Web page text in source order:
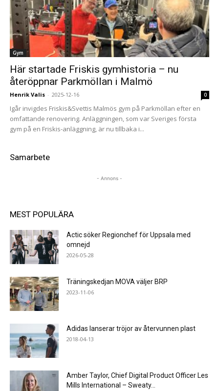
Gym
Här startade Friskis gymhistoria – nu
återöppnar Parkmöllan i Malmö
Henrik Valis - 2025-12-16 0
Igår invigdes Friskis&Svettis Malmös gym på Parkmöllan efter en
omfattande renovering. Anläggningen, som var Sveriges första
gym på en Friskis-anläggning, är nu tillbaka i...
Samarbete
- Annons -
MEST POPULÄRA
Actic söker Regionchef för Uppsala med
omnejd
2026-05-28
Träningskedjan MOVA väljer BRP
2023-11-06
Adidas lanserar tröjor av återvunnen plast
2018-04-13
Amber Taylor, Chief Digital Product Officer Les
Mills International – Sweaty...